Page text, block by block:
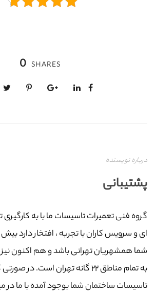
0 SHARES
درباره نویسنده
پشتیبانی
گروه فنی تعمیرات تاسیسات ما با به‌
شما همشهریان تهرانی باشد و هم اکنون
به تمام مناطق ۲۲ گانه تهران است.
تاسیسات ساختمان شما بوجود آمده با ما در